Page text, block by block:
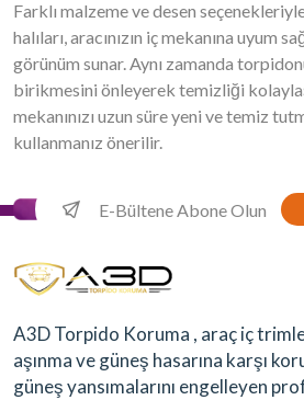
Farklı malzeme ve desen
halıları, aracınızın iç mekanına uyum
görünüm sunar. Aynı zamanda
birikmesini önleyerek temizliği
mekanınızı uzun süre yeni ve temiz
kullanmanız önerilir.
A3D Torpido Koruma , araç iç
aşınma ve güneş hasarına karşı
güneş yansımalarını engelleyen